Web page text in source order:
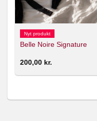
Nyt produkt
Belle Noire Signature
200,00 kr.